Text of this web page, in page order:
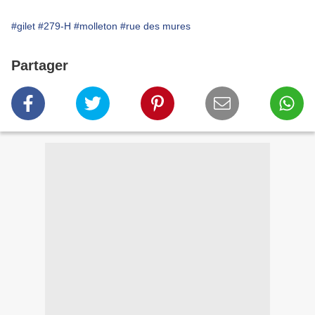
#gilet #279-H #molleton #rue des mures
Partager